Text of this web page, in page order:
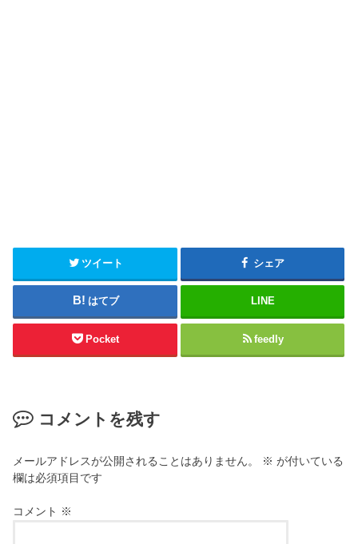
ツイート シェア
はてブ LINE
Pocket feedly
コメントを残す
メールアドレスが公開されることはありません。 ※ が付いている
欄は必須項目です
コメント ※